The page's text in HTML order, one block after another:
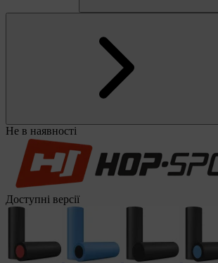
Не в наявності
Доступні версії